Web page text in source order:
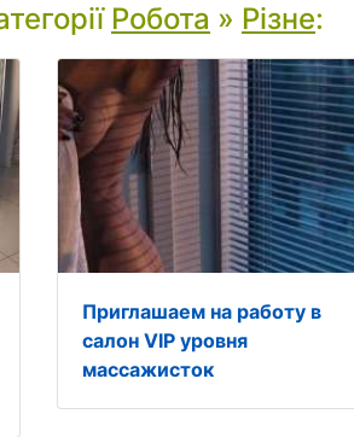
Робота » Різне:
Приглашаем на работу в
салон VIP уровня
массажисток